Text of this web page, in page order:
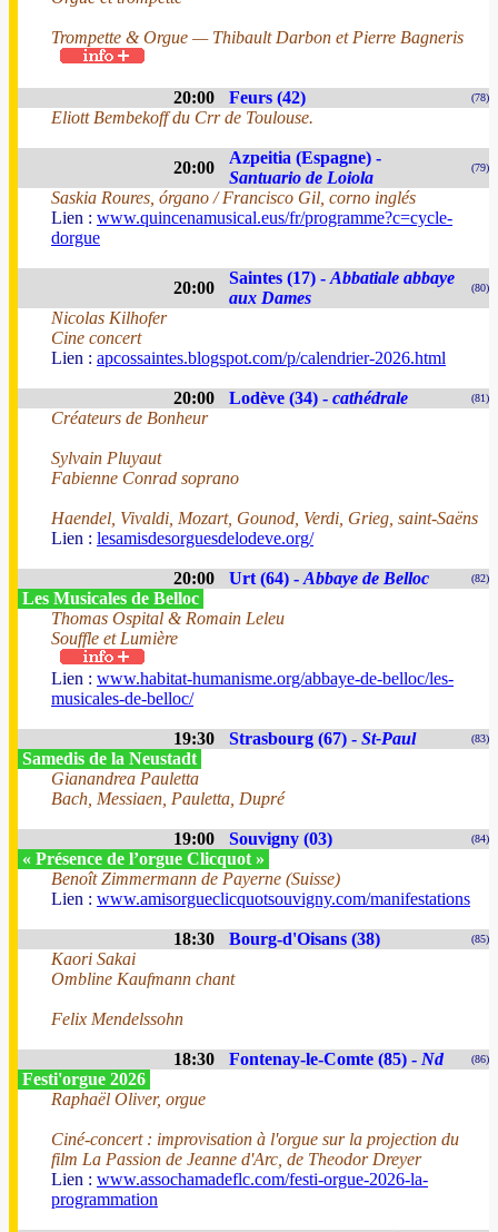
Trompette & Orgue — Thibault Darbon et Pierre Bagneris
20:00 Feurs (42) (78)
Eliott Bembekoff du Crr de Toulouse.
20:00
Azpeitia (Espagne) -
Santuario de Loiola
(79)
Saskia Roures, órgano / Francisco Gil, corno inglés
Lien : www.quincenamusical.eus/fr/programme?c=cycle-
dorgue
20:00
Saintes (17) - Abbatiale abbaye
aux Dames
(80)
Nicolas Kilhofer
Cine concert
Lien : apcossaintes.blogspot.com/p/calendrier-2026.html
20:00 Lodève (34) - cathédrale (81)
Créateurs de Bonheur
Sylvain Pluyaut
Fabienne Conrad soprano
Haendel, Vivaldi, Mozart, Gounod, Verdi, Grieg, saint-Saëns
Lien : lesamisdesorguesdelodeve.org/
20:00 Urt (64) - Abbaye de Belloc (82)
Les Musicales de Belloc
Thomas Ospital & Romain Leleu
Souffle et Lumière
Lien : www.habitat-humanisme.org/abbaye-de-belloc/les-
musicales-de-belloc/
19:30 Strasbourg (67) - St-Paul (83)
Samedis de la Neustadt
Gianandrea Pauletta
Bach, Messiaen, Pauletta, Dupré
19:00 Souvigny (03) (84)
« Présence de l’orgue Clicquot »
Benoît Zimmermann de Payerne (Suisse)
Lien : www.amisorgueclicquotsouvigny.com/manifestations
18:30 Bourg-d'Oisans (38) (85)
Kaori Sakai
Ombline Kaufmann chant
Felix Mendelssohn
18:30 Fontenay-le-Comte (85) - Nd (86)
Festi'orgue 2026
Raphaël Oliver, orgue
Ciné-concert : improvisation à l'orgue sur la projection du
film La Passion de Jeanne d'Arc, de Theodor Dreyer
Lien : www.assochamadeflc.com/festi-orgue-2026-la-
programmation